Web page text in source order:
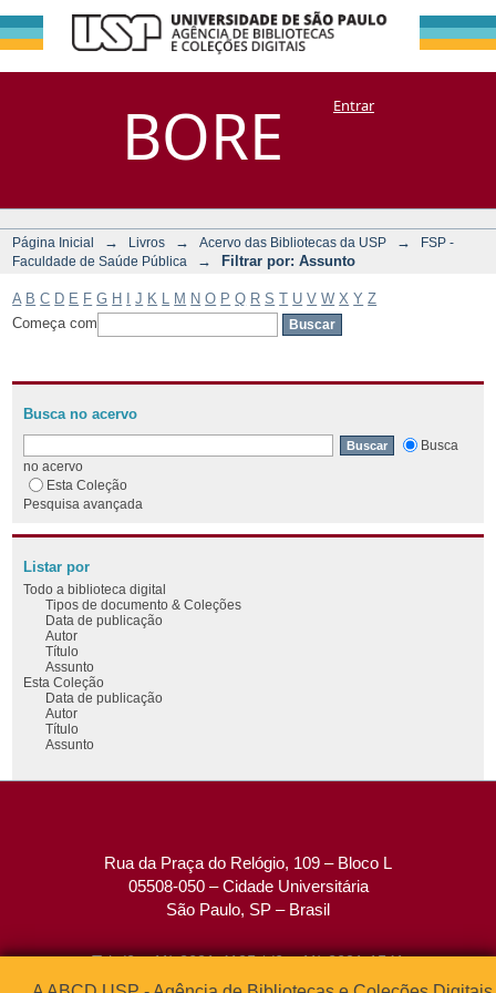
BORE
Filtrar por:
Assunto
DSpace/Manakin + CoriscoEntrar
Página Inicial → Livros → Acervo das Bibliotecas da USP →
FSP -
Faculdade de Saúde Pública
→ Filtrar por: Assunto
A B C D E F G H J K M N O P Q R S T U V W X Y Z
Começa com
Busca no acervo
Busca
no acervo
Esta Coleção
Pesquisa avançada
Listar por
Todo a biblioteca digital
Tipos de documento & Coleções
Data de publicação
Autor
Título
Assunto
Esta Coleção
Data de publicação
Autor
Título
Assunto
Rua da Praça do Relógio, 109 – Bloco L
05508-050 – Cidade Universitária
São Paulo, SP – Brasil
Tel: (0xx11) 3091-4195 / (0xx11) 3091-1541
Fax: (0xx11) 3091-1567